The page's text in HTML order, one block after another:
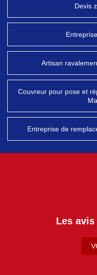
Devis
Artisan
Couvreur pour pose et
Entreprise de
Les